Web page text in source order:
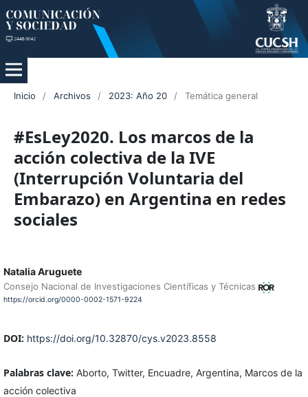
Inicio / Archivos / 2023: Año 20 / Temática general
#EsLey2020. Los marcos de la
acción colectiva de la IVE
(Interrupción Voluntaria del
Embarazo) en Argentina en redes
sociales
Natalia Aruguete
Consejo Nacional de Investigaciones Científicas y Técnicas
https://orcid.org/0000-0002-1571-9224
DOI: https://doi.org/10.32870/cys.v2023.8558
Palabras clave: Aborto, Twitter, Encuadre, Argentina, Marcos de la
acción colectiva